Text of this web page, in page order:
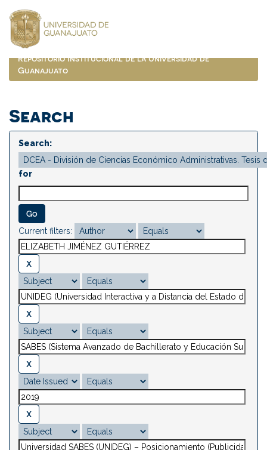
navigation
Repositorio Institucional de la Universidad de
Guanajuato
Search
Search:
for
Current filters: